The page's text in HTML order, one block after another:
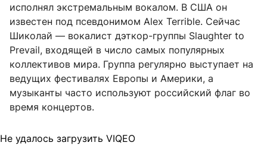
исполнял экстремальным вокалом. В США он
известен под псевдонимом Alex Terrible. Сейчас
Шиколай — вокалист дэткор-группы Slaughter to
Prevail, входящей в число самых популярных
коллективов мира. Группа регулярно выступает на
ведущих фестивалях Европы и Америки, а
музыканты часто используют российский флаг во
время концертов.
Не удалось загрузить VIQEO